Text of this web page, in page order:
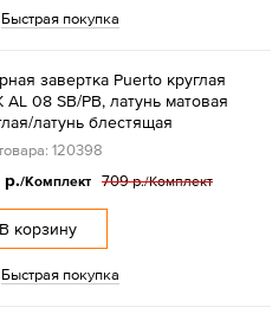
Быстрая покупка
завертка Puerto круглая
AL 08 SB/PB, латунь матовая
латунь блестящая
120398
р./Комплект 709 р./Комплект
В корзину
Быстрая покупка